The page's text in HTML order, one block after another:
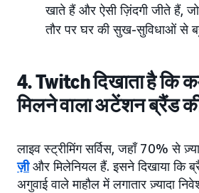
खाते हैं और ऐसी ज़िंदगी जीते हैं,
तौर पर घर की सुख-सुविधाओं से
4. Twitch दिखाता है कि
मिलने वाला अटेंशन ब्रैंड
लाइव स्ट्रीमिंग सर्विस, जहाँ 70% से
ज़ीऔर मिलेनियल हैं. इसने दिखाया कि
अगुवाई वाले माहौल में लगातार ज़्यादा